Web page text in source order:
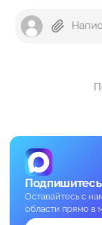
Подпишитесь
Оставайтесь с
области прямо в